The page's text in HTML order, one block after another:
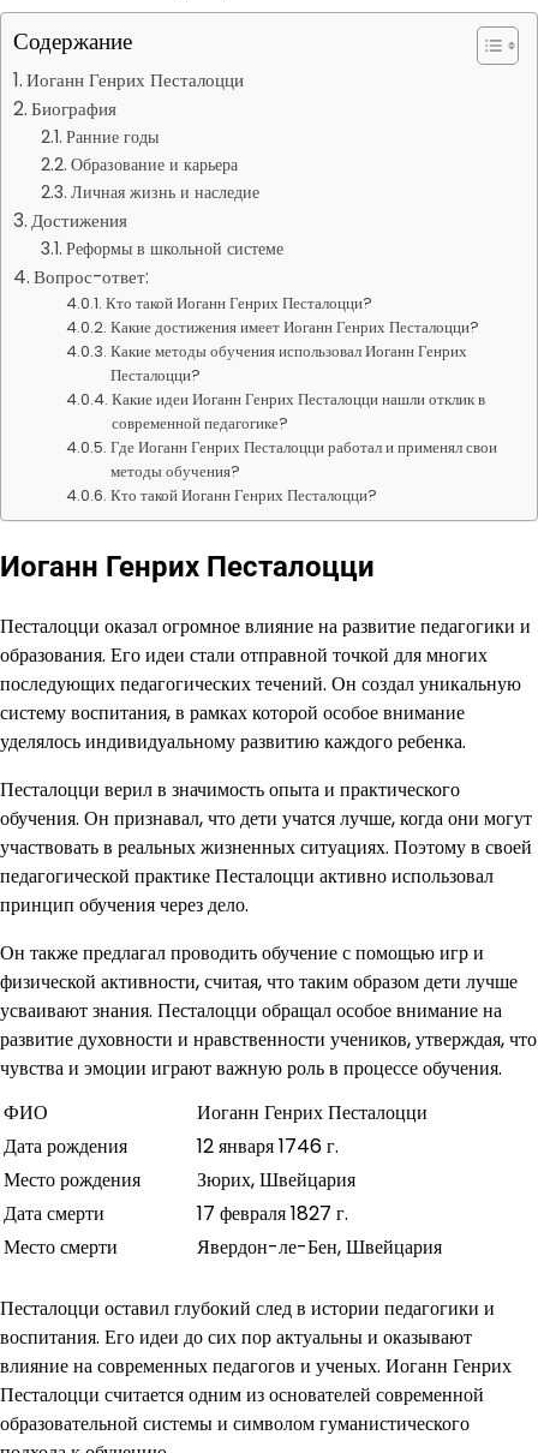
Содержание
Иоганн Генрих Песталоцци
Биография
Ранние годы
Образование и карьера
Личная жизнь и наследие
Достижения
Реформы в школьной системе
Вопрос-ответ:
Кто такой Иоганн Генрих Песталоцци?
Какие достижения имеет Иоганн Генрих Песталоцци?
Какие методы обучения использовал Иоганн Генрих
Песталоцци?
Какие идеи Иоганн Генрих Песталоцци нашли отклик в
современной педагогике?
Где Иоганн Генрих Песталоцци работал и применял свои
методы обучения?
Кто такой Иоганн Генрих Песталоцци?
Иоганн Генрих Песталоцци
Песталоцци оказал огромное влияние на развитие педагогики и
образования. Его идеи стали отправной точкой для многих
последующих педагогических течений. Он создал уникальную
систему воспитания, в рамках которой особое внимание
уделялось индивидуальному развитию каждого ребенка.
Песталоцци верил в значимость опыта и практического
обучения. Он признавал, что дети учатся лучше, когда они могут
участвовать в реальных жизненных ситуациях. Поэтому в своей
педагогической практике Песталоцци активно использовал
принцип обучения через дело.
Он также предлагал проводить обучение с помощью игр и
физической активности, считая, что таким образом дети лучше
усваивают знания. Песталоцци обращал особое внимание на
развитие духовности и нравственности учеников, утверждая, что
чувства и эмоции играют важную роль в процессе обучения.
ФИО
Иоганн Генрих Песталоцци
Дата рождения
12 января 1746 г.
Место рождения
Зюрих, Швейцария
Дата смерти
17 февраля 1827 г.
Место смерти
Явердон-ле-Бен, Швейцария
Песталоцци оставил глубокий след в истории педагогики и
воспитания. Его идеи до сих пор актуальны и оказывают
влияние на современных педагогов и ученых. Иоганн Генрих
Песталоцци считается одним из основателей современной
образовательной системы и символом гуманистического